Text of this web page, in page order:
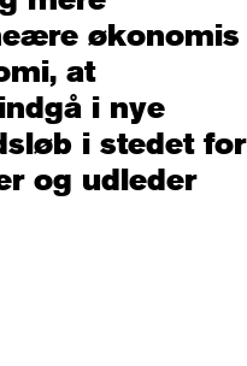
økonomis
at
i nye
i stedet for
og udleder